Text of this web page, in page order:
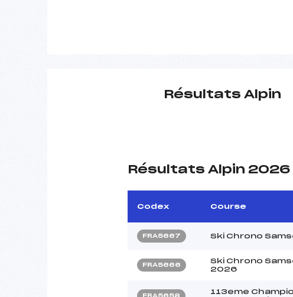
Résultats Alpin
Résultats Alpin 2026
Codex Course
FRA5667 Ski Chrono
FRA5666
Ski Chrono
2026
FRA5658
113eme